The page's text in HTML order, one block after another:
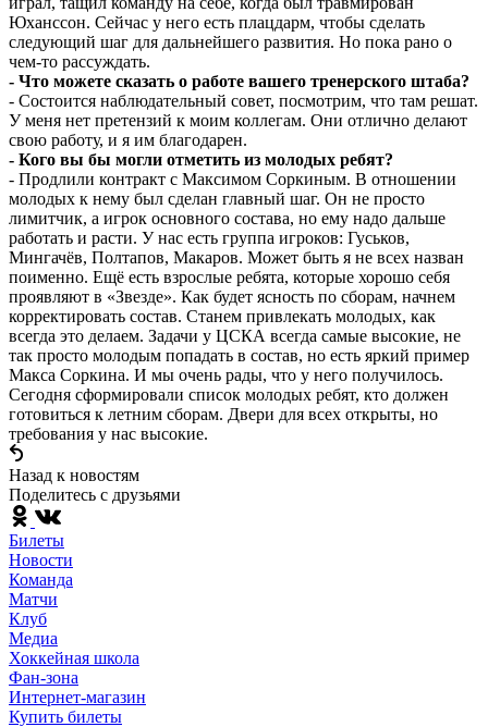
Юханссон. Сейчас у него есть плацдарм, чтобы сделать
следующий шаг для дальнейшего развития. Но пока рано о
чем-то рассуждать.
- Что можете сказать о работе вашего тренерского штаба?
- Состоится наблюдательный совет, посмотрим, что там решат.
У меня нет претензий к моим коллегам. Они отлично делают
свою работу, и я им благодарен.
- Кого вы бы могли отметить из молодых ребят?
- Продлили контракт с Максимом Соркиным. В отношении
молодых к нему был сделан главный шаг. Он не просто
лимитчик, а игрок основного состава, но ему надо дальше
работать и расти. У нас есть группа игроков: Гуськов,
Мингачёв, Полтапов, Макаров. Может быть я не всех назван
поименно. Ещё есть взрослые ребята, которые хорошо себя
проявляют в «Звезде». Как будет ясность по сборам, начнем
корректировать состав. Станем привлекать молодых, как
всегда это делаем. Задачи у ЦСКА всегда самые высокие, не
так просто молодым попадать в состав, но есть яркий пример
Макса Соркина. И мы очень рады, что у него получилось.
Сегодня сформировали список молодых ребят, кто должен
готовиться к летним сборам. Двери для всех открыты, но
требования у нас высокие.
Назад к новостям
Поделитесь c друзьями
Билеты
Новости
Команда
Матчи
Клуб
Медиа
Хоккейная школа
Фан-зона
Интернет-магазин
Купить билеты